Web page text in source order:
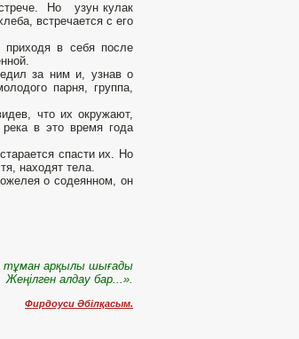
Но узун кулак
встречается с его
приходя в себя после
за ним и, узнав о
парня, группа,
что их окружают,
в это время года
спасти их. Но
находят тела.
о содеянном, он
тұман арқылы шығады
Жеңілген алдау бар...».
Фирдоуси Әбілқасым.